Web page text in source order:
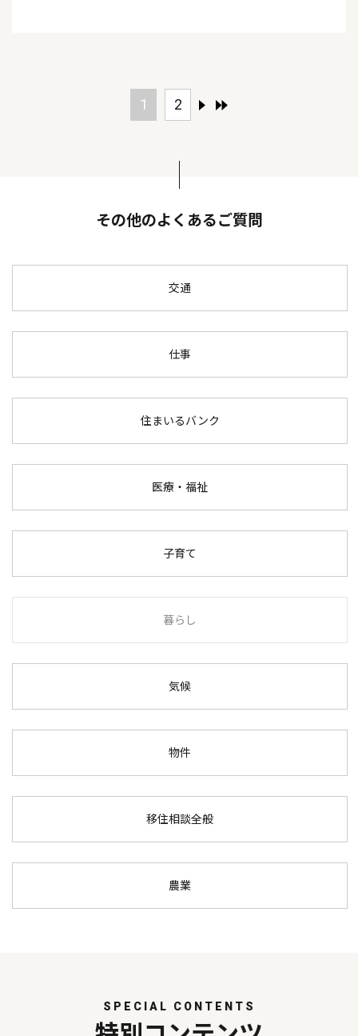
1 2
その他のよくあるご質問
交通
仕事
住まいるバンク
医療・福祉
子育て
暮らし
気候
物件
移住相談全般
農業
SPECIAL CONTENTS